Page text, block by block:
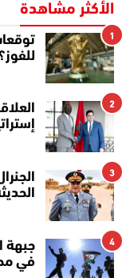
الأكثر مشاهدة
1
2
3
4
جبهة
في